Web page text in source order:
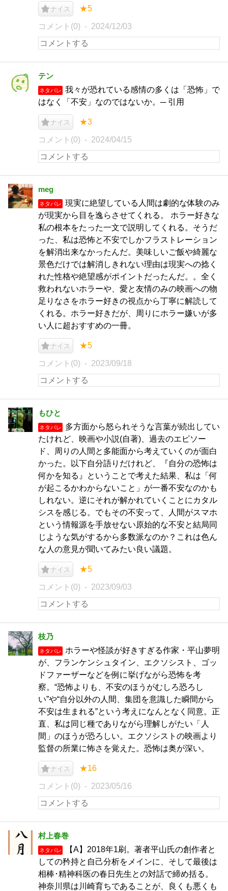
ナイス ★5
コメント(0) 2024/12/03
テン
ネタバレ
我々が恐れている感情の多くは「恐怖」で
はなく「不安」なのではないか。─ 引用
ナイス ★3
コメント(0) 2024/04/15
meg
ネタバレ
現実に絶望している人間は劇的な体験のみ
が現実から目を逸らさせてくれる。 ホラー好きな
私の根本をたった一文で説明してくれる。そうだ
った、私は恐怖と不安でしかフラストレーション
を解消出来なかったんだ。美味しいご飯や綺麗な
景色だけでは解消しきれない理由は現実への捻く
れた性格や絶望感がポイントだったんだ。。全く
救われないホラーや、愛と友情のみの映画への物
足りなさをホラー好きの視点から丁寧に解読して
くれる。ホラー好きだが、周りにホラー嫌いが多
い人に超おすすめの一冊。
ナイス ★5
コメント(0) 2023/09/18
もひと
ネタバレ
多方面から怒られそうな言葉が続出してい
たけれど、映画や小説(自著)、過去のエピソー
ド、周りの人間と多能面から考えていくのが面白
かった。以下自分語りだけれど、『自分の恐怖は
何かを知る』ということで考えた結果、私は「何
が起こるかわからないこと」が一番不安なのかも
しれない。逆にそれが解かれていくことにカタル
シスを感じる。でもその不安って、人間がスマホ
という情報源を手放せない原始的な不安と結局同
じような気がするから多数派なのか？これは色ん
な人の意見が聞いてみたい良い議題。
ナイス ★5
コメント(0) 2023/09/03
枝乃
ネタバレ
ホラーや怪談が好きすぎる作家・平山夢明
が、フランケンシュタイン、エクソシスト、ゴッ
ドファーザーなどを例に挙げながら恐怖を考
察。“恐怖よりも、不安のほうがむしろ恐ろし
い”や“自分以外の人間、集団を意識した瞬間から
不安は生まれる”という考えになんとなく同意。正
直、私は同じ種でありながら理解しがたい「人
間」のほうが恐ろしい。エクソシストの映画より
監督の所業に怖さを覚えた。恐怖は奥が深い。
ナイス ★16
コメント(0) 2023/05/16
村上春巻
ネタバレ
【A】2018年1刷。著者平山氏の創作者と
しての矜持と自己分析をメインに、そして最後は
相棒･精神科医の春日先生との対話で締め括る。
神奈川県は川崎育ちであることが、良くも悪くも